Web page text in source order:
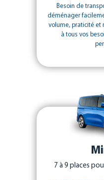
Besoin de
déménager
volume, praticité et
à tous vos
7 à 9 places